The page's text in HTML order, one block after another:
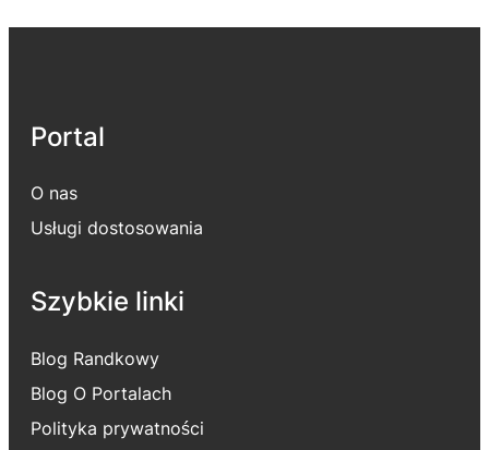
Portal
O nas
Usługi dostosowania
Szybkie linki
Blog Randkowy
Blog O Portalach
Polityka prywatności